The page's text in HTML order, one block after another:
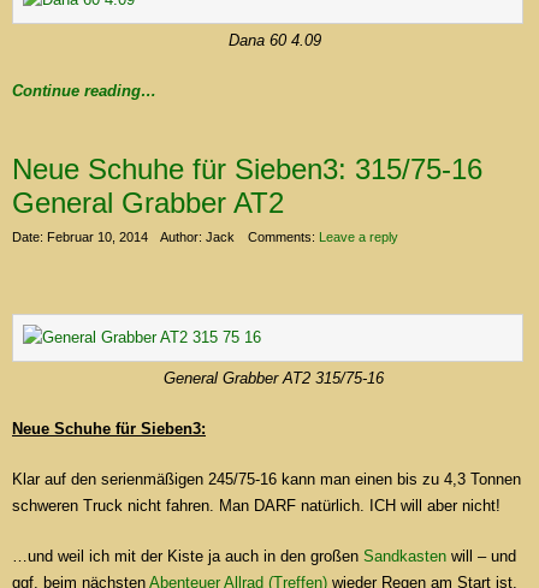
Dana 60 4.09
Continue reading…
Neue Schuhe für Sieben3: 315/75-16
General Grabber AT2
Date: Februar 10, 2014 Author: Jack Comments: Leave a reply
General Grabber AT2 315/75-16
Neue Schuhe für Sieben3:
Klar auf den serienmäßigen 245/75-16 kann man einen bis zu 4,3 Tonnen
schweren Truck nicht fahren. Man DARF natürlich. ICH will aber nicht!
…und weil ich mit der Kiste ja auch in den großen Sandkasten will – und
ggf. beim nächsten Abenteuer Allrad (Treffen) wieder Regen am Start ist,